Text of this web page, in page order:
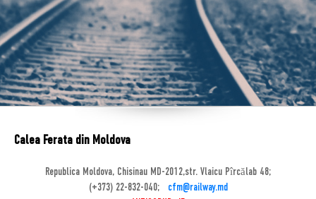
Calea Ferata din Moldova
Republica Moldova, Chisinau MD-2012,str. Vlaicu Pîrcălab 48;
(+373) 22-832-040;
cfm@railway.md